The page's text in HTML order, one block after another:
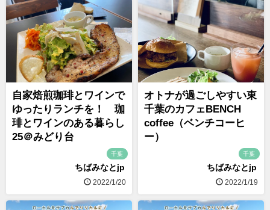
自家焙煎珈琲とワインで
ゆったりランチを！ 珈
琲とワインのある暮らし
25＠みどり台
千葉
ちばみなとjp
2022/1/20
オトナが過ごしやすい東
千葉のカフェBENCH
coffee（ベンチコーヒ
ー）
千葉
ちばみなとjp
2022/1/19